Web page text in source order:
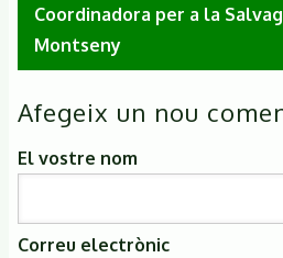
Coordinadora per a la
Montseny
Afegeix un nou
El vostre nom
Correu electrònic